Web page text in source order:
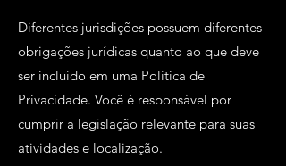
Diferentes jurisdições possuem diferentes
obrigações jurídicas quanto ao que deve
ser incluído em uma Política de
Privacidade. Você é responsável por
cumprir a legislação relevante para suas
atividades e localização.